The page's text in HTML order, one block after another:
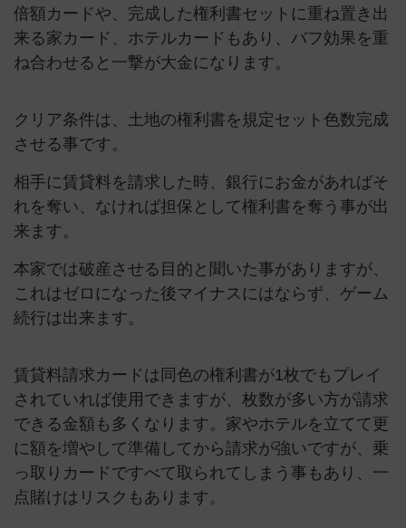
倍額カードや、完成した権利書セットに重ね置き出
来る家カード、ホテルカードもあり、バフ効果を重
ね合わせると一撃が大金になります。
クリア条件は、土地の権利書を規定セット色数完成
させる事です。
相手に賃貸料を請求した時、銀行にお金があればそ
れを奪い、なければ担保として権利書を奪う事が出
来ます。
本家では破産させる目的と聞いた事がありますが、
これはゼロになった後マイナスにはならず、ゲーム
続行は出来ます。
賃貸料請求カードは同色の権利書が1枚でもプレイ
されていれば使用できますが、枚数が多い方が請求
できる金額も多くなります。家やホテルを立てて更
に額を増やして準備してから請求が強いですが、乗
っ取りカードですべて取られてしまう事もあり、一
点賭けはリスクもあります。